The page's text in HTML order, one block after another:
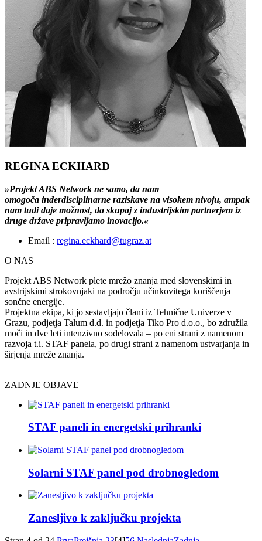
REGINA ECKHARD
»Projekt ABS Network ne samo, da nam
omogoča inderdisciplinarne raziskave na visokem nivoju, ampak
nam tudi daje možnost, da skupaj z industrijskim partnerjem iz
druge države pripravljamo inovacijo.«
Email : regina.eckhard@tugraz.at
O NAS
Projekt ABS Network plete mrežo znanja med slovenskimi in
avstrijskimi strokovnjaki na področju učinkovitega koriščenja
sončne energije.
Projektna ekipa, ki jo sestavljajo člani iz Tehnične Univerze v
Grazu, podjetja Talum d.d. in podjetja Tiko Pro d.o.o., bo združila
moči in dve leti intenzivno sodelovala – po eni strani z namenom
razvoja t.i. STAF panela, po drugi strani z namenom ustvarjanja in
širjenja mreže znanja.
ZADNJE OBJAVE
STAF paneli in energetski prihranki
Solarni STAF panel pod drobnogledom
Zanesljivo k zaključku projekta